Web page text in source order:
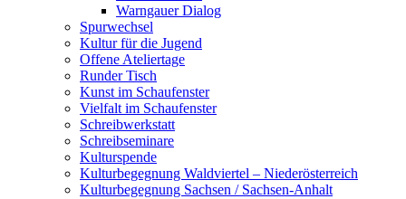
Warngauer Dialog
Spurwechsel
Kultur für die Jugend
Offene Ateliertage
Runder Tisch
Kunst im Schaufenster
Vielfalt im Schaufenster
Schreibwerkstatt
Schreibseminare
Kulturspende
Kulturbegegnung Waldviertel – Niederösterreich
Kulturbegegnung Sachsen / Sachsen-Anhalt